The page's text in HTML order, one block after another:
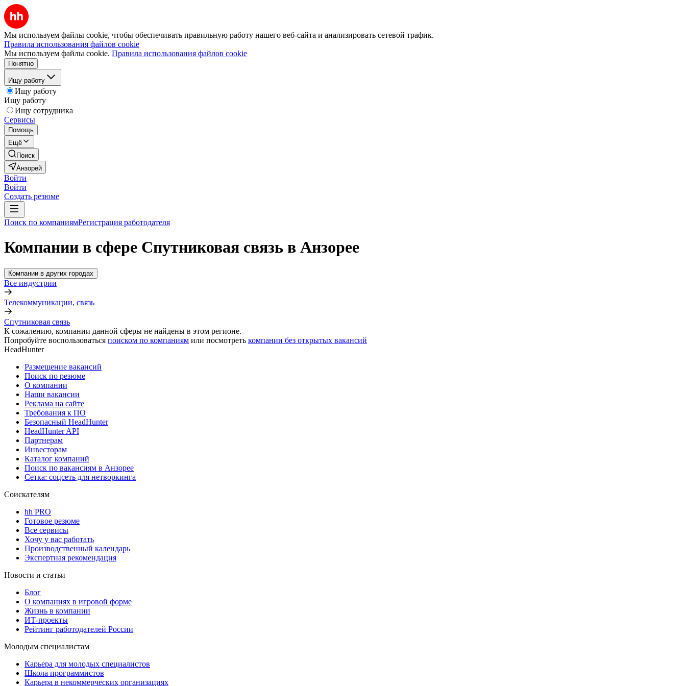
Мы используем файлы cookie, чтобы обеспечивать правильную работу нашего веб-сайта и анализировать сетевой трафик.
Правила использования файлов cookie
Мы используем файлы cookie. Правила использования файлов cookie
Понятно
Ищу работу
Ищу работу
Ищу работу
Ищу сотрудника
Сервисы
Помощь
Ещё
Поиск
Анзорей
Войти
Войти
Создать резюме
Поиск по компаниямРегистрация работодателя
Компании в сфере Спутниковая связь в Анзорее
Компании в других городах
Все индустрии
Телекоммуникации, связь
Спутниковая связь
К сожалению, компании данной сферы не найдены в этом регионе.
Попробуйте воспользоваться поиском по компаниям или посмотреть компании без открытых вакансий
HeadHunter
Размещение вакансий
Поиск по резюме
О компании
Наши вакансии
Реклама на сайте
Требования к ПО
Безопасный HeadHunter
HeadHunter API
Партнерам
Инвесторам
Каталог компаний
Поиск по вакансиям в Анзорее
Сетка: соцсеть для нетворкинга
Соискателям
hh PRO
Готовое резюме
Все сервисы
Хочу у вас работать
Производственный календарь
Экспертная рекомендация
Новости и статьи
Блог
О компаниях в игровой форме
Жизнь в компании
ИТ-проекты
Рейтинг работодателей России
Молодым специалистам
Карьера для молодых специалистов
Школа программистов
Карьера в некоммерческих организациях